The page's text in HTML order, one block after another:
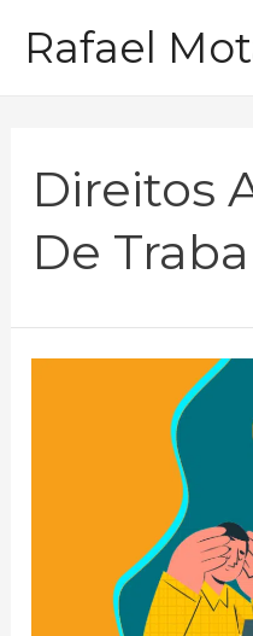
paraRafael
Direitos
De